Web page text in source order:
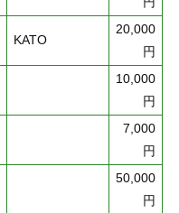
KATO
20,000
円
10,000
円
7,000
円
50,000
円